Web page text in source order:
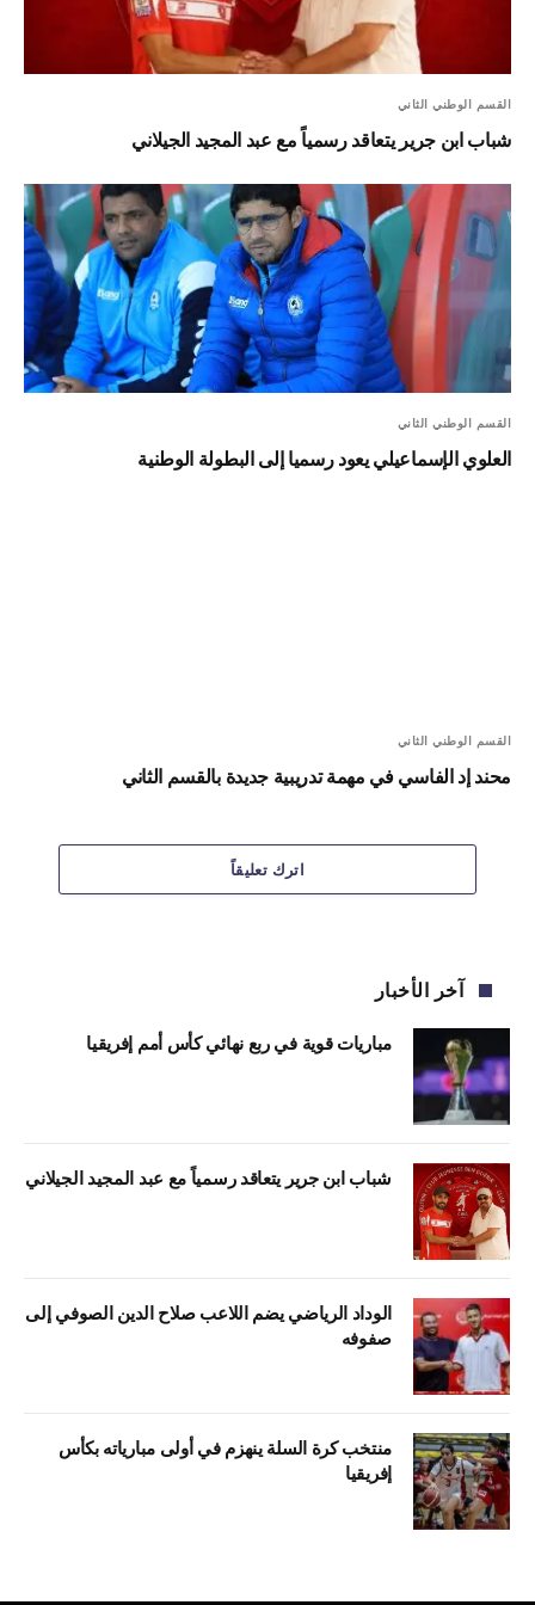
القسم الوطني الثاني
شباب ابن جرير يتعاقد رسمياً مع عبد المجيد الجيلاني
القسم الوطني الثاني
العلوي الإسماعيلي يعود رسميا إلى البطولة الوطنية
القسم الوطني الثاني
محند إد الفاسي في مهمة تدريبية جديدة بالقسم الثاني
اترك تعليقاً
آخر الأخبار
مباريات قوية في ربع نهائي كأس أمم إفريقيا
شباب ابن جرير يتعاقد رسمياً مع عبد المجيد الجيلاني
الوداد الرياضي يضم اللاعب صلاح الدين الصوفي إلى
صفوفه
منتخب كرة السلة ينهزم في أولى مبارياته بكأس
إفريقيا